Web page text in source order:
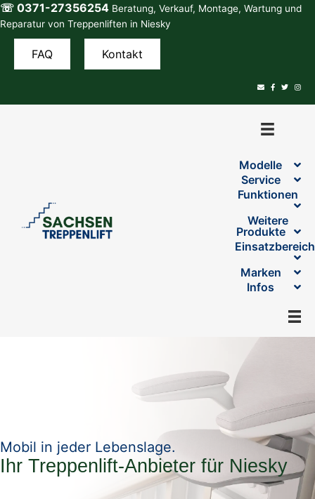
Zum
Inhalt
springen
☏ 0371-27356254 Beratung, Verkauf, Montage, Wartung und
Reparatur von Treppenliften in Niesky
FAQ Kontakt
Modelle
Service
Funktionen
Weitere
Produkte
Marken
Infos
Mobil in jeder Lebenslage.
Ihr Treppenlift-Anbieter für Niesky